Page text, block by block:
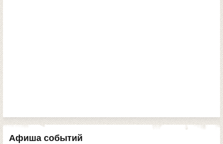
Афиша событий